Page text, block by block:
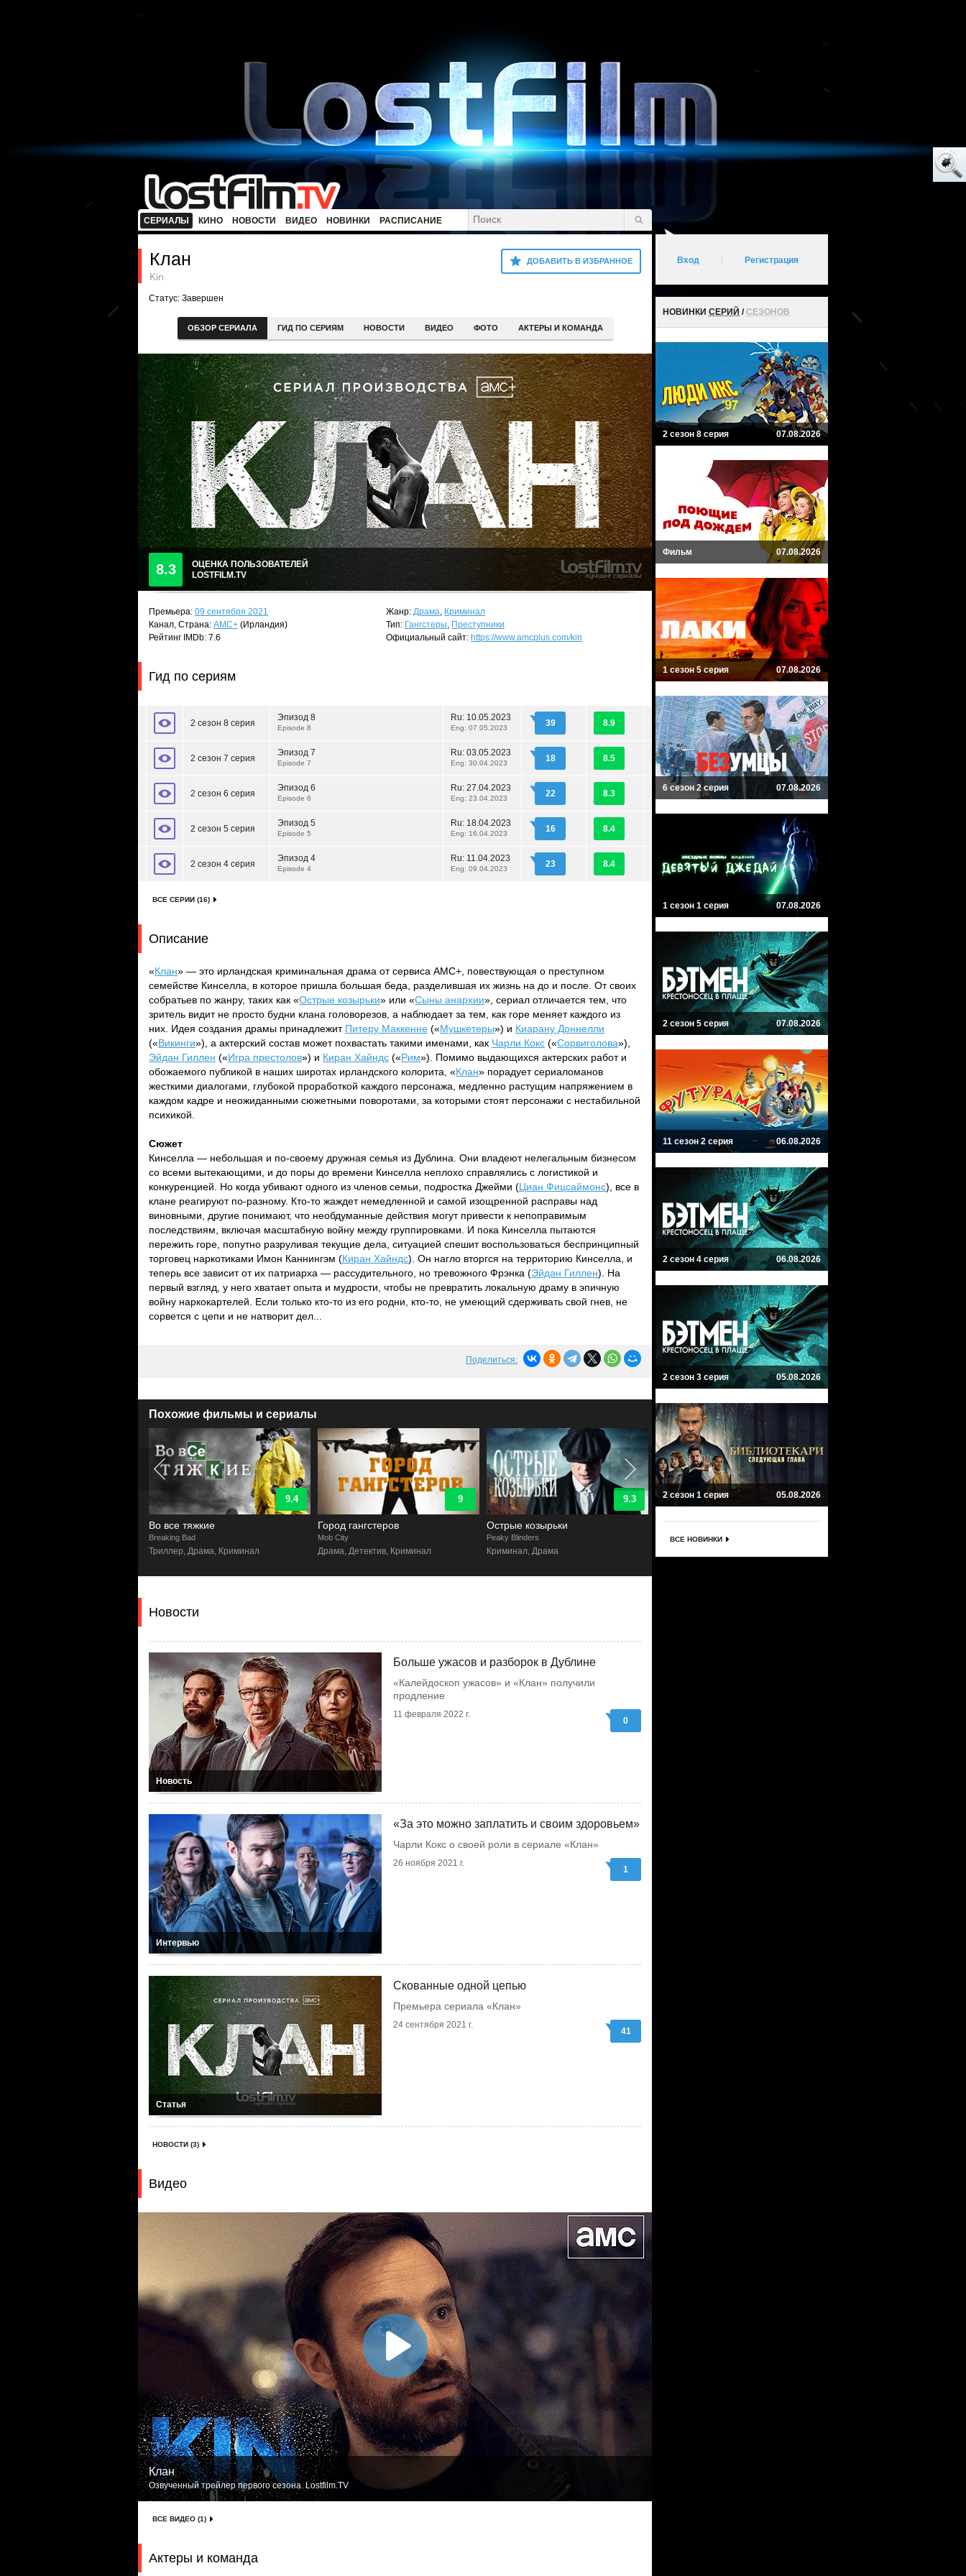
СЕРИАЛЫ КИНО НОВОСТИ ВИДЕО НОВИНКИ РАСПИСАНИЕ
ДОБАВИТЬ В ИЗБРАННОЕ
Клан
Kin
Статус: Завершен
ОБЗОР СЕРИАЛА ГИД ПО СЕРИЯМ НОВОСТИ ВИДЕО ФОТО АКТЕРЫ И КОМАНДА
8.3
ОЦЕНКА ПОЛЬЗОВАТЕЛЕЙ
LOSTFILM.TV
Премьера: 09 сентября 2021
Канал, Страна: AMC+ (Ирландия)
Рейтинг IMDb: 7.6
Жанр: Драма, Криминал
Тип: Гангстеры, Преступники
Официальный сайт: https://www.amcplus.com/kin
Гид по сериям
2 сезон 8 серия
Эпизод 8
Episode 8
Ru: 10.05.2023
Eng: 07.05.2023 39 8.9
2 сезон 7 серия
Эпизод 7
Episode 7
Ru: 03.05.2023
Eng: 30.04.2023 18 8.5
2 сезон 6 серия
Эпизод 6
Episode 6
Ru: 27.04.2023
Eng: 23.04.2023 22 8.3
2 сезон 5 серия
Эпизод 5
Episode 5
Ru: 18.04.2023
Eng: 16.04.2023 16 8.4
2 сезон 4 серия
Эпизод 4
Episode 4
Ru: 11.04.2023
Eng: 09.04.2023 23 8.4
ВСЕ СЕРИИ (16)
Описание
«Клан» — это ирландская криминальная драма от сервиса AMC+, повествующая о преступном
семействе Кинселла, в которое пришла большая беда, разделившая их жизнь на до и после. От своих
собратьев по жанру, таких как «Острые козырьки» или «Сыны анархии», сериал отличается тем, что
зритель видит не просто будни клана головорезов, а наблюдает за тем, как горе меняет каждого из
них. Идея создания драмы принадлежит Питеру Маккенне («Мушкетеры») и Киарану Доннелли
(«Викинги»), а актерский состав может похвастать такими именами, как Чарли Кокс («Сорвиголова»),
Эйдан Гиллен («Игра престолов») и Киран Хайндс («Рим»). Помимо выдающихся актерских работ и
обожаемого публикой в наших широтах ирландского колорита, «Клан» порадует сериаломанов
жесткими диалогами, глубокой проработкой каждого персонажа, медленно растущим напряжением в
каждом кадре и неожиданными сюжетными поворотами, за которыми стоят персонажи с нестабильной
психикой.
Сюжет
Кинселла — небольшая и по-своему дружная семья из Дублина. Они владеют нелегальным бизнесом
со всеми вытекающими, и до поры до времени Кинселла неплохо справлялись с логистикой и
конкуренцией. Но когда убивают одного из членов семьи, подростка Джейми (Циан Фицсаймонс), все в
клане реагируют по-разному. Кто-то жаждет немедленной и самой изощренной расправы над
виновными, другие понимают, что необдуманные действия могут привести к непоправимым
последствиям, включая масштабную войну между группировками. И пока Кинселла пытаются
пережить горе, попутно разруливая текущие дела, ситуацией спешит воспользоваться беспринципный
торговец наркотиками Имон Каннингэм (Киран Хайндс). Он нагло вторгся на территорию Кинселла, и
теперь все зависит от их патриарха — рассудительного, но тревожного Фрэнка (Эйдан Гиллен). На
первый взгляд, у него хватает опыта и мудрости, чтобы не превратить локальную драму в эпичную
войну наркокартелей. Если только кто-то из его родни, кто-то, не умеющий сдерживать свой гнев, не
сорвется с цепи и не натворит дел...
Поделиться:
Похожие фильмы и сериалы
9.4
Во все тяжкие
Breaking Bad
Триллер, Драма, Криминал
9
Город гангстеров
Mob City
Драма, Детектив, Криминал
9.3
Острые козырьки
Peaky Blinders
Криминал, Драма
9.4
Барыги
Narcos
Новости
Новость
Больше ужасов и разборок в Дублине
«Калейдоскоп ужасов» и «Клан» получили
продление
11 февраля 2022 г.
0
Интервью
«За это можно заплатить и своим здоровьем»
Чарли Кокс о своей роли в сериале «Клан»
26 ноября 2021 г.
1
Статья
Скованные одной цепью
Премьера сериала «Клан»
24 сентября 2021 г.
41
НОВОСТИ (3)
Видео
Клан
Озвученный трейлер первого сезона. Lostfilm.TV
ВСЕ ВИДЕО (1)
Актеры и команда
Вход Регистрация
НОВИНКИ СЕРИЙ /СЕЗОНОВ
2 сезон 8 серия 07.08.2026
Фильм 07.08.2026
1 сезон 5 серия 07.08.2026
6 сезон 2 серия 07.08.2026
1 сезон 1 серия 07.08.2026
2 сезон 5 серия 07.08.2026
11 сезон 2 серия 06.08.2026
2 сезон 4 серия 06.08.2026
2 сезон 3 серия 05.08.2026
2 сезон 1 серия 05.08.2026
ВСЕ НОВИНКИ